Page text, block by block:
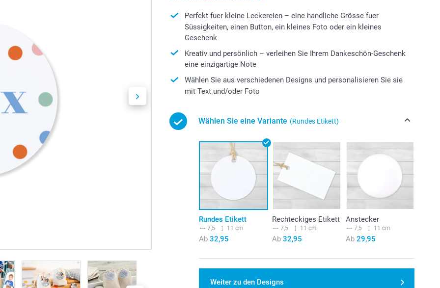
Perfekt fuer kleine Leckereien – eine handliche Grösse fuer
Süssigkeiten, einen Button, ein kleines Foto oder ein kleines
Geschenk
Kreativ und persönlich – verleihen Sie Ihrem Dankeschön-Geschenk
eine einzigartige Note
Wählen Sie aus verschiedenen Designs und personalisieren Sie sie
mit Text und/oder Foto
Wählen Sie eine Variante (Rundes Etikett)
Rundes Etikett
7,5 11 cm
Ab 32,95
Rechteckiges Etikett
7,5 11 cm
Ab 32,95
Anstecker
7,5 11 cm
Ab29,95
Weiter zu den Designs